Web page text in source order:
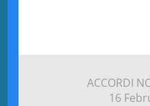
ACCORDI
16